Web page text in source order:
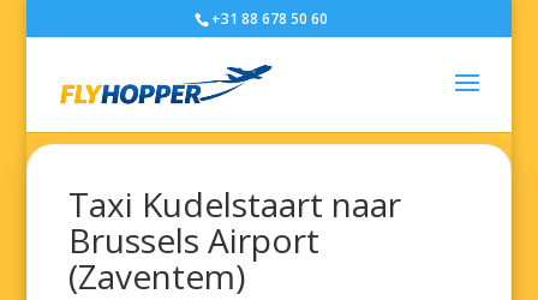
+31 88 678 50 60
Taxi Kudelstaart naar
Brussels Airport
(Zaventem)